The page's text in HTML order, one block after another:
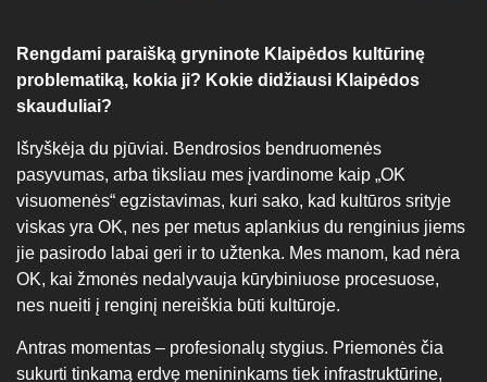
Rengdami paraišką gryninote Klaipėdos kultūrinę
problematiką, kokia ji? Kokie didžiausi Klaipėdos
skauduliai?
Išryškėja du pjūviai. Bendrosios bendruomenės
pasyvumas, arba tiksliau mes įvardinome kaip „OK
visuomenės“ egzistavimas, kuri sako, kad kultūros srityje
viskas yra OK, nes per metus aplankius du renginius jiems
jie pasirodo labai geri ir to užtenka. Mes manom, kad nėra
OK, kai žmonės nedalyvauja kūrybiniuose procesuose,
nes nueiti į renginį nereiškia būti kultūroje.
Antras momentas – profesionalų stygius. Priemonės čia
sukurti tinkamą erdvę menininkams tiek infrastruktūrine,